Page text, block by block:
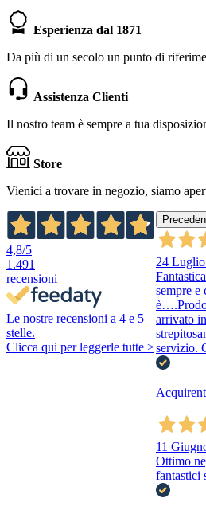
Esperienza dal 1871
Da più di un secolo un punto di
Assistenza Clienti
Il nostro team è sempre a tua
Store
Vienici a trovare in negozio, siamo
4,8/5
1.491
recensioni
Le nostre recensioni a 4 e 5
stelle.
Clicca qui per leggerle tutte >
24
sempre e
arrivato
servizio.
11
Ottimo
fantastici